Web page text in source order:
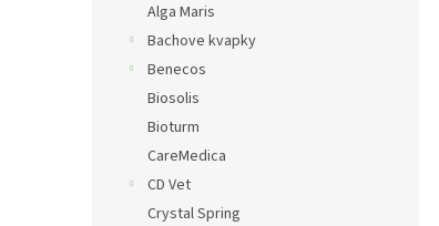
Alga Maris
Bachove kvapky
Benecos
Biosolis
Bioturm
CareMedica
CD Vet
Crystal Spring